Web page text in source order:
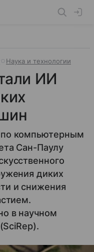
Наука и технологии
ИИ
по компьютерным
Сан-Паулу
диких
и снижения
в научном